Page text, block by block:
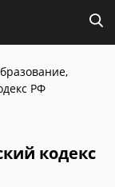
РФ
кодекс